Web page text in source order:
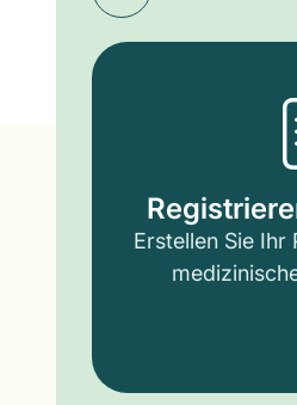
Erstellen Sie Ihr